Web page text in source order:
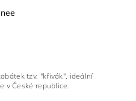
tzv. "křivák", ideální
v České republice.